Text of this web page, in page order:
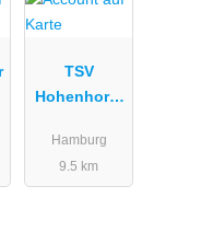
TSV
Hohenhorst
V.
Hamburg
9.5 km